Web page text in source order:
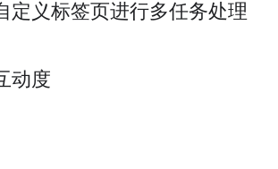
定义标签页进行多任务处理
动度